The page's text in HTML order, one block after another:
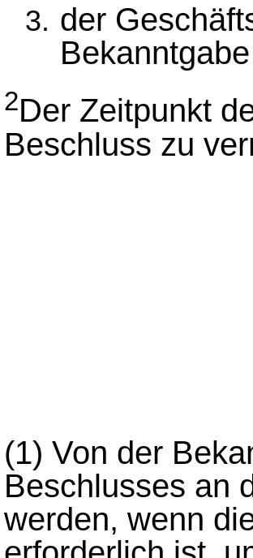
der
2Der Zeitpunkt
Beschluss zu
(1) Von der
Beschlusses an
werden, wenn